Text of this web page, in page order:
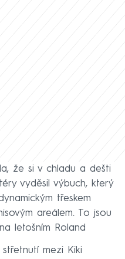
že si v chladu a dešti
vyděsil výbuch, který
třeskem
areálem. To jsou
letošním Roland
mezi Kiki